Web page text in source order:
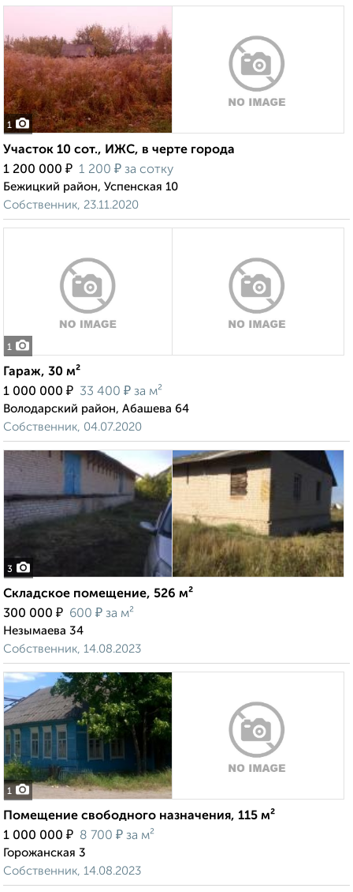
1
Участок 10 сот., ИЖС, в черте города
1 200 000 ₽ 1 200 ₽ за сотку
Бежицкий район, Успенская 10
Собственник, 23.11.2020
1
Гараж, 30 м²
1 000 000 ₽ 33 400 ₽ за м²
Володарский район, Абашева 64
Собственник, 04.07.2020
3
Складское помещение, 526 м²
300 000 ₽ 600 ₽ за м²
Незымаева 34
Собственник, 14.08.2023
1
Помещение свободного назначения, 115 м²
1 000 000 ₽ 8 700 ₽ за м²
Горожанская 3
Собственник, 14.08.2023